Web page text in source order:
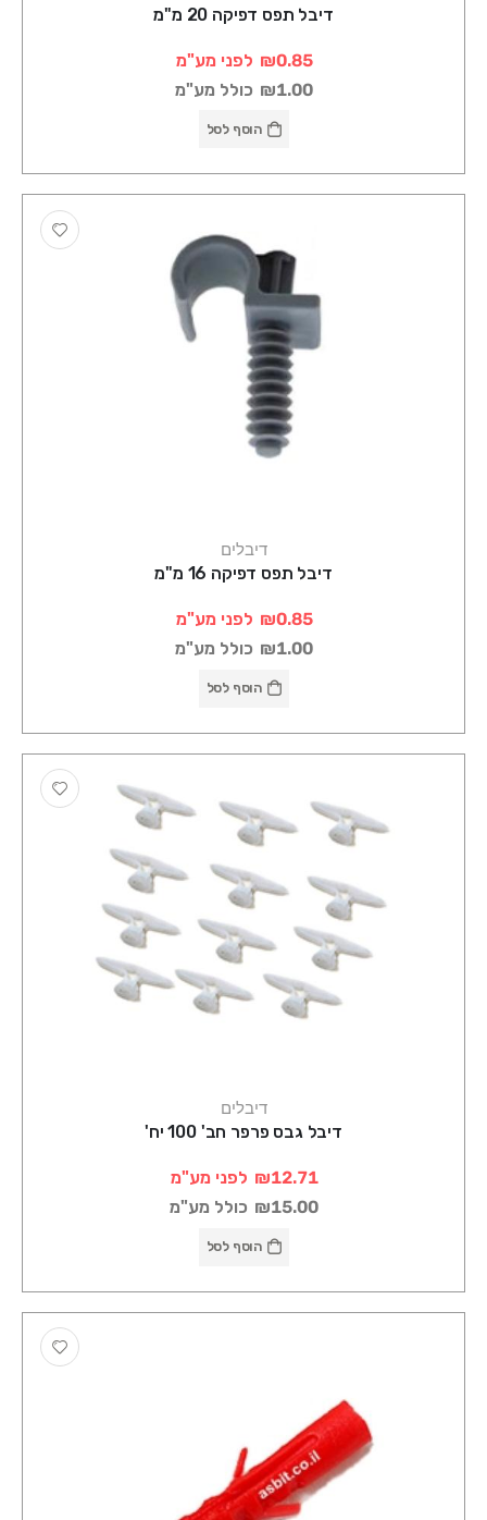
דיבל תפס דפיקה 20 מ"מ
₪0.85 לפני מע"מ
₪1.00 כולל מע"מ
הוסף לסל
דיבלים
דיבל תפס דפיקה 16 מ"מ
₪0.85 לפני מע"מ
₪1.00 כולל מע"מ
הוסף לסל
דיבלים
דיבל גבס פרפר חב' 100 יח'
₪12.71 לפני מע"מ
₪15.00 כולל מע"מ
הוסף לסל